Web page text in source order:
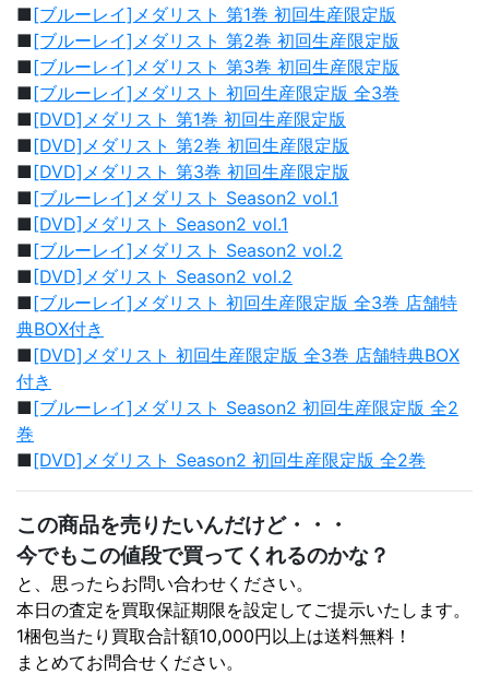
■[ブルーレイ]メダリスト 第1巻 初回生産限定版
■[ブルーレイ]メダリスト 第2巻 初回生産限定版
■[ブルーレイ]メダリスト 第3巻 初回生産限定版
■[ブルーレイ]メダリスト 初回生産限定版 全3巻
■[DVD]メダリスト 第1巻 初回生産限定版
■[DVD]メダリスト 第2巻 初回生産限定版
■[DVD]メダリスト 第3巻 初回生産限定版
■[ブルーレイ]メダリスト Season2 vol.1
■ [DVD]メダリスト Season2 vol.1
■[ブルーレイ]メダリスト Season2 vol.2
■ [DVD]メダリスト Season2 vol.2
■[ブルーレイ]メダリスト 初回生産限定版 全3巻 店舗特
典BOX付き
■[DVD]メダリスト 初回生産限定版 全3巻 店舗特典BOX
付き
■[ブルーレイ]メダリスト Season2 初回生産限定版 全2
巻
■[DVD]メダリスト Season2 初回生産限定版 全2巻
この商品を売りたいんだけど・・・
今でもこの値段で買ってくれるのかな？
と、思ったらお問い合わせください。
本日の査定を買取保証期限を設定してご提示いたします。
1梱包当たり買取合計額10,000円以上は送料無料！
まとめてお問合せください。